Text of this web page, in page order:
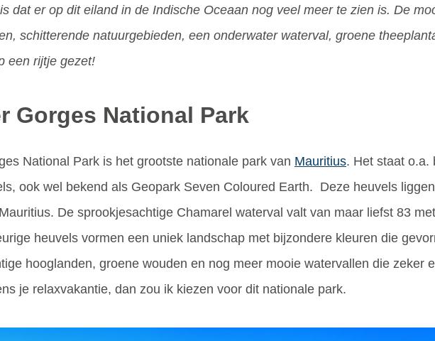
dat er op dit eiland in de Indische Oceaan nog veel meer te zien is. De
schitterende natuurgebieden, een onderwater waterval, groene
een rijtje gezet!
Gorges National Park
National Park is het grootste nationale park van Mauritius. Het staat o.a.
ook wel bekend als Geopark Seven Coloured Earth. Deze heuvels
De sprookjesachtige Chamarel waterval valt van maar liefst 83
heuvels vormen een uniek landschap met bijzondere kleuren die
hooglanden, groene wouden en nog meer mooie watervallen die zeker
je relaxvakantie, dan zou ik kiezen voor dit nationale park.